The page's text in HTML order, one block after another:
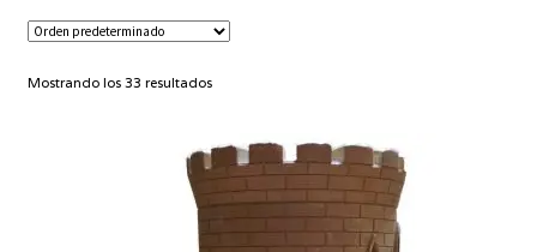
Juegos de destreza
¡NUEVOS!
Mostrando los 33 resultados